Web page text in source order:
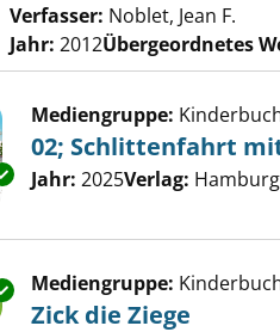
Verfasser: Noblet, Jean F.
Jahr: 2012Übergeordnetes
Exemplar-Details von 02;
Mediengruppe:
02; Schlittenfahrt
Suche nach diesem
Jahr: 2025Verlag:
Exemplar-Details von Zick die
Mediengruppe:
Zick die Ziege